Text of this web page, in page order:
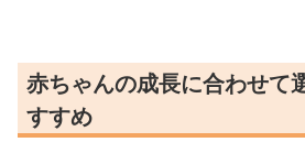
赤ちゃんの成長に合わせて
すすめ